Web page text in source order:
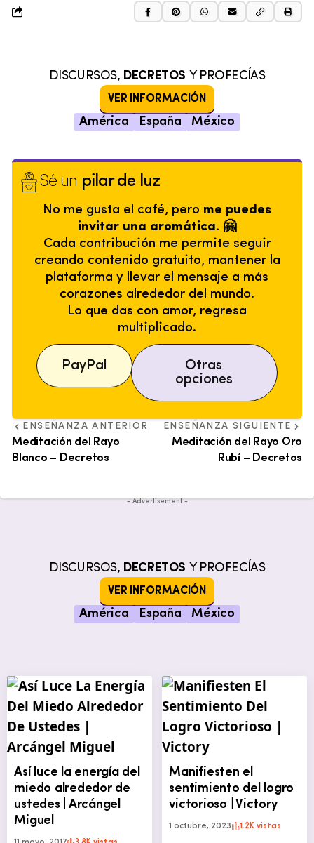
DISCURSOS, DECRETOS Y PROFECÍAS
VER INFORMACIÓN
América España México
Sé un pilar de luz
No me gusta el café, pero me puedes
invitar una aromática. 🤗
Cada contribución me permite seguir
creando contenido gratuito, mantener la
plataforma y llevar el mensaje a más
corazones alrededor del mundo.
Lo que das con amor, regresa
multiplicado.
PayPal
Otras
opciones
ENSEÑANZA ANTERIOR
Meditación del Rayo
Blanco – Decretos
ENSEÑANZA SIGUIENTE
Meditación del Rayo Oro
Rubí – Decretos
- Advertisement -
DISCURSOS, DECRETOS Y PROFECÍAS
VER INFORMACIÓN
América España México
Así luce la energía del
miedo alrededor de
ustedes | Arcángel
Miguel
Manifiesten el
sentimiento del logro
victorioso | Victory
1 octubre, 2023 1.2K vistas